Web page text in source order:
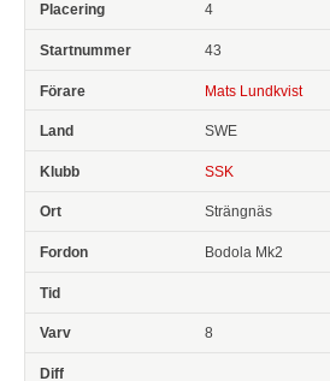
4
43
Mats Lundkvist
SWE
SSK
Strängnäs
Bodola Mk2
8